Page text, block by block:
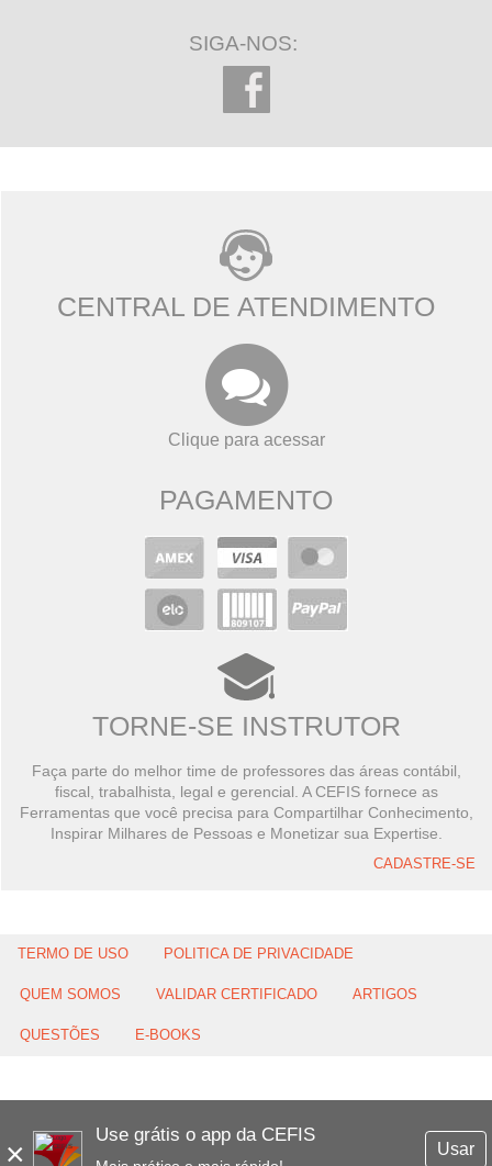
×
Use grátis o app da CEFIS
Usar
SIGA-NOS:
CENTRAL DE ATENDIMENTO
Clique para acessar
PAGAMENTO
TORNE-SE INSTRUTOR
Faça parte do melhor time de professores das áreas contábil,
fiscal, trabalhista, legal e gerencial. A CEFIS fornece as
Ferramentas que você precisa para Compartilhar Conhecimento,
Inspirar Milhares de Pessoas e Monetizar sua Expertise.
CADASTRE-SE
TERMO DE USO POLITICA DE PRIVACIDADE
QUEM SOMOS VALIDAR CERTIFICADO ARTIGOS
QUESTÕES E-BOOKS